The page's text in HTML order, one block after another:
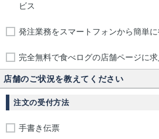
ビス
発注業務をスマートフォンから簡単
完全無料で食べログの店舗ページに
店舗のご状況を教えてください
注文の受付方法
手書き伝票